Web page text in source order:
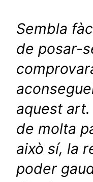
Sembla
de posar-
aquest
de molta
això sí, la
poder